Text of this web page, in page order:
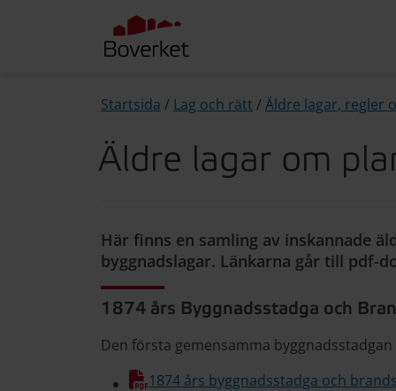
Startsida / Lag och rätt /Äldre lagar, regler
Äldre lagar om
Här finns en samling av inskannade
byggnadslagar. Länkarna går till pdf-
1874 års Byggnadsstadga och
Den första gemensamma byggnadsstadgan
1874 års byggnadsstadga och